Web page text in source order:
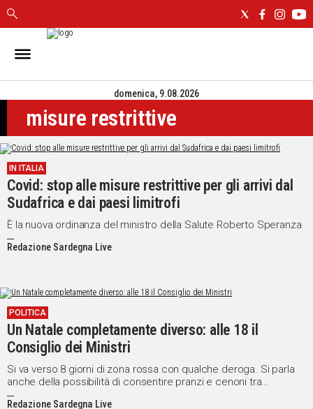
IN
CAGLIARI
SASSARI
NUORO
ORISTANO
SULCIS
GALLURA
OGLIASTRA
MEDIO
CAMPIDANO
NOTIZIE
POLITICA
IN
ITALIA
NEL
MONDO
domenica, 9.08.2026
misure restrittive
IN ITALIA
Covid: stop alle misure restrittive per gli arrivi dal
Sudafrica e dai paesi limitrofi
È la nuova ordinanza del ministro della Salute Roberto Speranza
Redazione Sardegna Live
POLITICA
Un Natale completamente diverso: alle 18 il
Consiglio dei Ministri
Si va verso 8 giorni di zona rossa con qualche deroga. Si parla
anche della possibilità di consentire pranzi e cenoni tra
congiunti non conviventi, massimo due persone
Redazione Sardegna Live